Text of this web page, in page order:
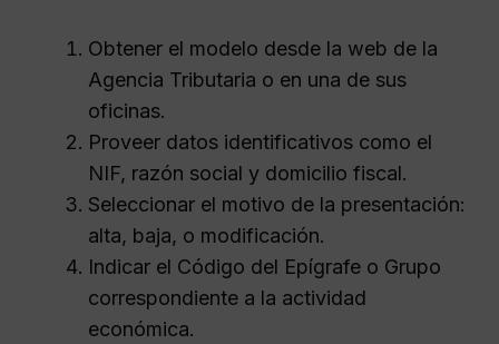
Obtener el modelo desde la web de la
Agencia Tributaria o en una de sus
oficinas.
Proveer datos identificativos como el
NIF, razón social y domicilio fiscal.
Seleccionar el motivo de la presentación:
alta, baja, o modificación.
Indicar el Código del Epígrafe o Grupo
correspondiente a la actividad
económica.